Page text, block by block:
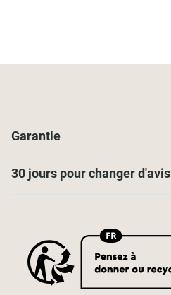
Garantie
30 jours pour changer d'avis